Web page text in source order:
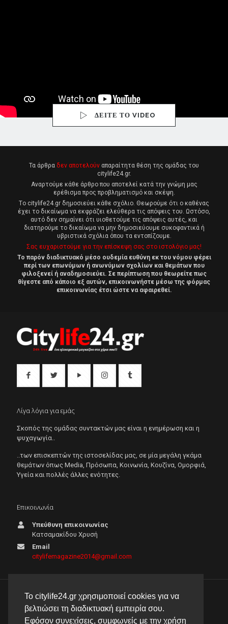
Το citylife24.gr χρησιμοποιεί cookies για να
βελτιώσει τη διαδικτυακή εμπειρία σου.
Εφόσον συνεχίσεις, συμφωνείς με την χρήση
ΔΕΙΤΕ ΤΟ VIDEO
Τα άρθρα δεν αποτελούν απαραίτητα θέση της ομάδας του
citylife24.gr.
Αναρτούμε κάθε άρθρο που αποτελεί κατά την γνώμη μας
ερέθισμα προς προβληματισμό και σκέψη.
Tο citylife24.gr δημοσιεύει κάθε σχόλιο. Θεωρούμε ότι ο καθένας
έχει το δικαίωμα να εκφράζει ελεύθερα τις απόψεις του. Ωστόσο,
αυτό δεν σημαίνει ότι υιοθετούμε τις απόψεις αυτές, και
διατηρούμε το δικαίωμα να μην δημοσιεύουμε συκοφαντικά ή
υβριστικά σχόλια όπου τα εντοπίζουμε.
Σας ευχαριστούμε για την επίσκεψη σας στο ιστολόγιο μας!
Το παρόν διαδικτυακό μέσο ουδεμία ευθύνη εκ του νόμου φέρει
περί των επωνύμων ή ανωνύμων σχολίων και θεμάτων που
φιλοξενεί ή αναδημοσιεύει. Σε περίπτωση που θεωρείτε πως
θίγεστε από κάποιο εξ αυτών, επικοινωνήστε μέσω της φόρμας
επικοινωνίας έτσι ώστε να αφαιρεθεί.
Λίγα λόγια για εμάς
Σκοπός της ομάδας συντακτών μας είναι η ενημέρωση και η
ψυχαγωγία..
..των επισκεπτών της ιστοσελίδας μας, σε μία μεγάλη γκάμα
θεμάτων όπως Μedia, Πρόσωπα, Κοινωνία, Κουζίνα, Ομορφιά,
Υγεία και πολλές άλλες ενότητες.
Επικοινωνία
Υπεύθυνη επικοινωνίας
Κατσαμακίδου Χρυσή
Email
citylifemagazine2014@gmail.com
© 2026 City Life 24 | Με την επιφύλαξη κάθε νόμιμου
δικαιώματος |
Πολιτική απορρήτου